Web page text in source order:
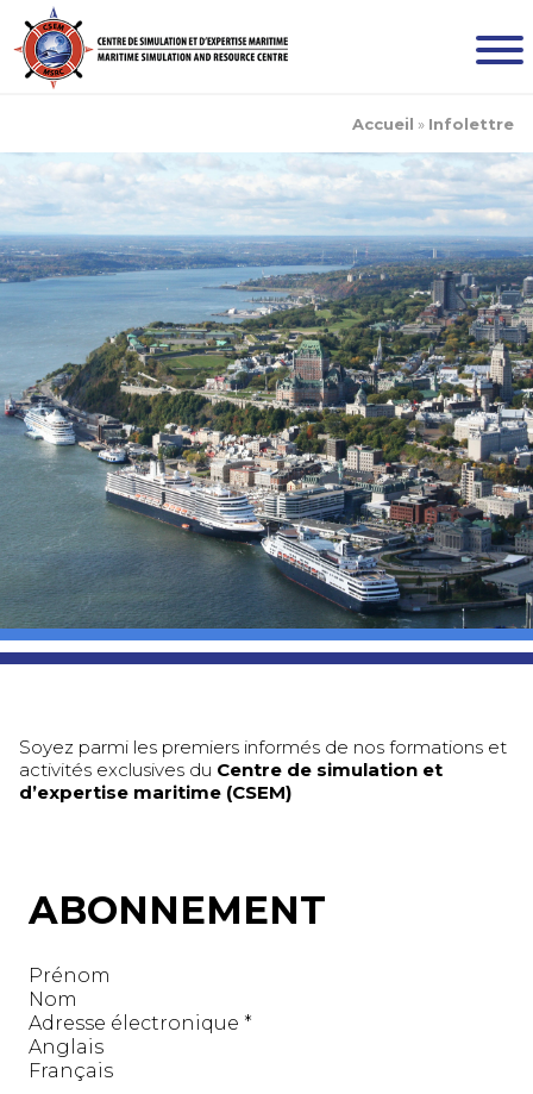
Accueil » Infolettre
Soyez parmi les premiers informés de nos formations et
activités exclusives du Centre de simulation et
d’expertise maritime (CSEM)
ABONNEMENT
Prénom
Nom
Adresse électronique *
Anglais
Français